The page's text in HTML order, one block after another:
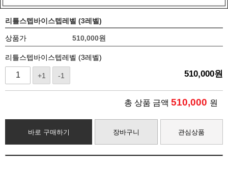
리틀스텝바이스텝레벨 (3레벨)
상품가 510,000원
리틀스텝바이스텝레벨 (3레벨)
+1 -1 510,000원
총 상품 금액 510,000 원
바로 구매하기 장바구니 관심상품